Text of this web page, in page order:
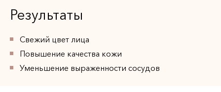
Гидромассаж
Массаж
СПА процедуры
Результаты
Свежий цвет лица
Повышение качества кожи
Уменьшение выраженности сосудов